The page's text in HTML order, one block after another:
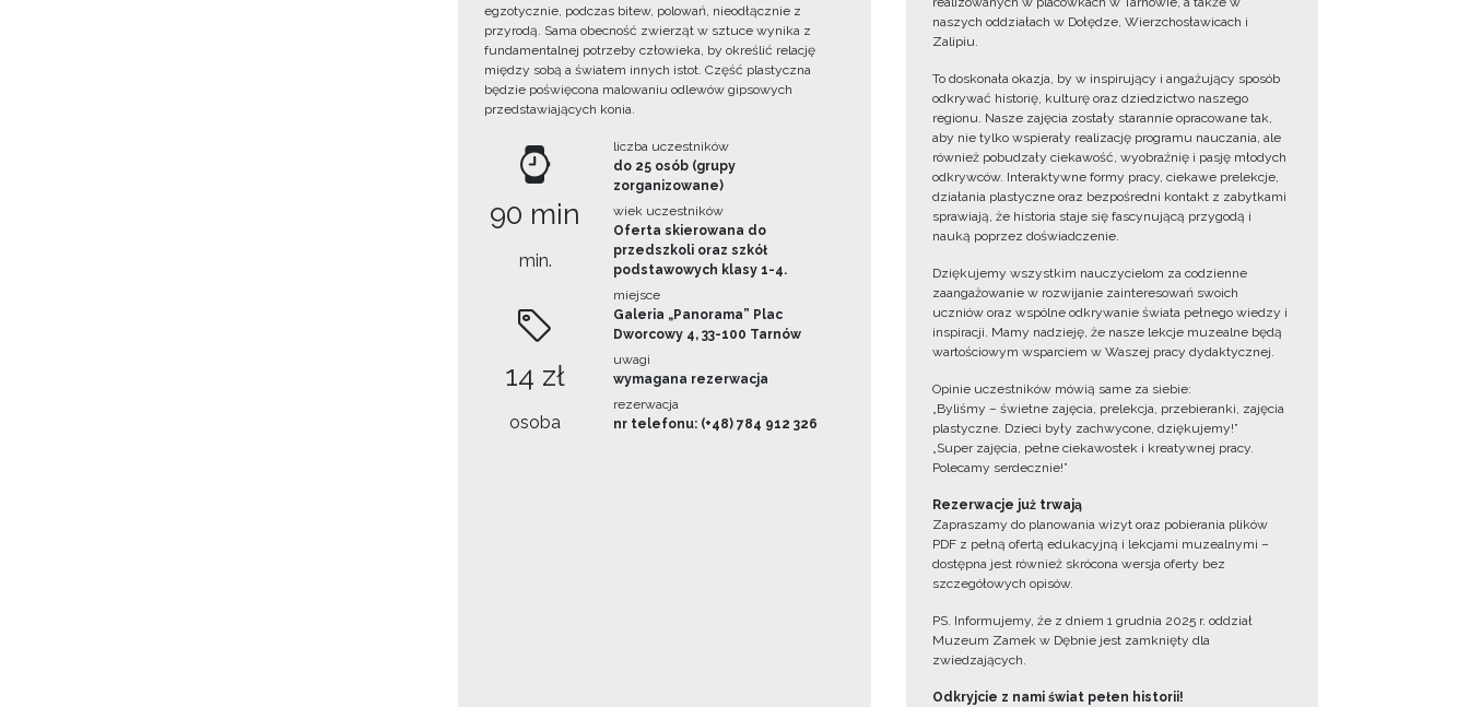
egzotycznie, podczas bitew, polowań, nieodłącznie z
przyrodą. Sama obecność zwierząt w sztuce wynika z
fundamentalnej potrzeby człowieka, by określić relację
między sobą a światem innych istot. Część plastyczna
będzie poświęcona malowaniu odlewów gipsowych
przedstawiających konia.
90 min
min.
14 zł
osoba
liczba uczestników
do 25 osób (grupy
zorganizowane)
wiek uczestników
Oferta skierowana do
przedszkoli oraz szkół
podstawowych klasy 1-4.
miejsce
Galeria „Panorama” Plac
Dworcowy 4, 33-100 Tarnów
uwagi
wymagana rezerwacja
rezerwacja
nr telefonu: (+48) 784 912 326
naszych oddziałach w Dołędze, Wierzchosławicach i
Zalipiu.
To doskonała okazja, by w inspirujący i angażujący sposób
odkrywać historię, kulturę oraz dziedzictwo naszego
regionu. Nasze zajęcia zostały starannie opracowane tak,
aby nie tylko wspierały realizację programu nauczania, ale
również pobudzały ciekawość, wyobraźnię i pasję młodych
odkrywców. Interaktywne formy pracy, ciekawe prelekcje,
działania plastyczne oraz bezpośredni kontakt z zabytkami
sprawiają, że historia staje się fascynującą przygodą i
nauką poprzez doświadczenie.
Dziękujemy wszystkim nauczycielom za codzienne
zaangażowanie w rozwijanie zainteresowań swoich
uczniów oraz wspólne odkrywanie świata pełnego wiedzy i
inspiracji. Mamy nadzieję, że nasze lekcje muzealne będą
wartościowym wsparciem w Waszej pracy dydaktycznej.
Opinie uczestników mówią same za siebie:
„Byliśmy – świetne zajęcia, prelekcja, przebieranki, zajęcia
plastyczne. Dzieci były zachwycone, dziękujemy!”
„Super zajęcia, pełne ciekawostek i kreatywnej pracy.
Polecamy serdecznie!”
Rezerwacje już trwają
Zapraszamy do planowania wizyt oraz pobierania plików
PDF z pełną ofertą edukacyjną i lekcjami muzealnymi –
dostępna jest również skrócona wersja oferty bez
szczegółowych opisów.
PS. Informujemy, że z dniem 1 grudnia 2025 r. oddział
Muzeum Zamek w Dębnie jest zamknięty dla
zwiedzających.
Odkryjcie z nami świat pełen historii!